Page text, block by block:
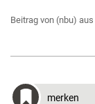
Beitrag von (nbu) aus
merken